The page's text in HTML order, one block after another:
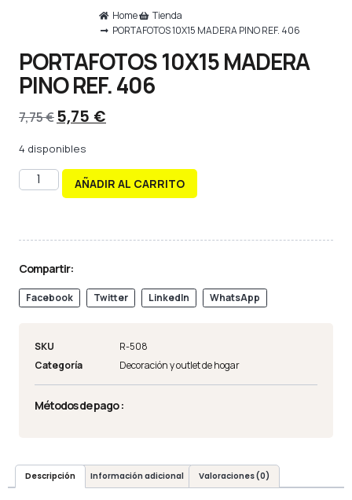
Home
Tienda
PORTAFOTOS 10X15 MADERA PINO REF. 406
PORTAFOTOS 10X15 MADERA
PINO REF. 406
7,75€5,75 €
4 disponibles
AÑADIR AL CARRITO
Compartir:
Facebook Twitter LinkedIn WhatsApp
SKU
R-508
Categoría
Decoración y outlet de hogar
Métodos de pago :
Descripción Información adicional Valoraciones (0)